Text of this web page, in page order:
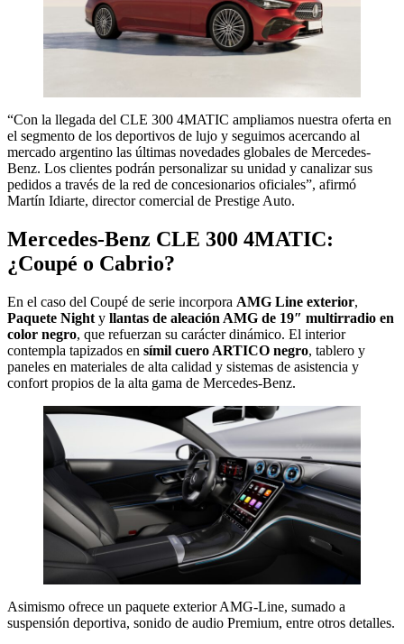
“Con la llegada del CLE 300 4MATIC ampliamos nuestra oferta en
el segmento de los deportivos de lujo y seguimos acercando al
mercado argentino las últimas novedades globales de Mercedes-
Benz. Los clientes podrán personalizar su unidad y canalizar sus
pedidos a través de la red de concesionarios oficiales”, afirmó
Martín Idiarte, director comercial de Prestige Auto.
Mercedes-Benz CLE 300 4MATIC:
¿Coupé o Cabrio?
En el caso del Coupé de serie incorpora AMG Line exterior,
Paquete Night y llantas de aleación AMG de 19″ multirradio en
color negro, que refuerzan su carácter dinámico. El interior
contempla tapizados en símil cuero ARTICO negro, tablero y
paneles en materiales de alta calidad y sistemas de asistencia y
confort propios de la alta gama de Mercedes-Benz.
Asimismo ofrece un paquete exterior AMG-Line, sumado a
suspensión deportiva, sonido de audio Premium, entre otros detalles.